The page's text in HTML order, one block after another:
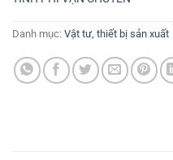
Danh mục: Vật tư, thiết bị sản xuất